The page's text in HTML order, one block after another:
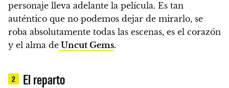
personaje lleva adelante la película. Es tan
auténtico que no podemos dejar de mirarlo, se
roba absolutamente todas las escenas, es el corazón
y el alma de Uncut Gems.
2 El reparto